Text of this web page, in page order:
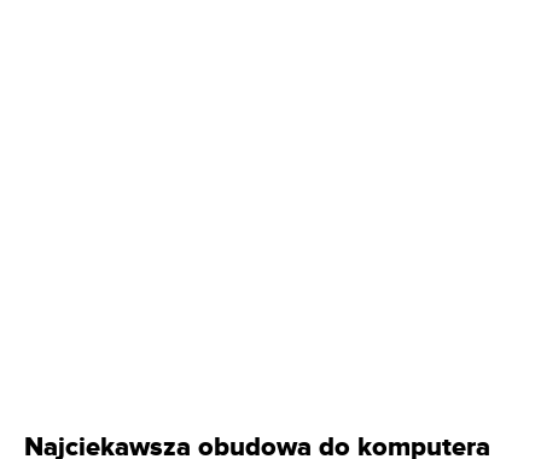
Najciekawsza obudowa do komputera